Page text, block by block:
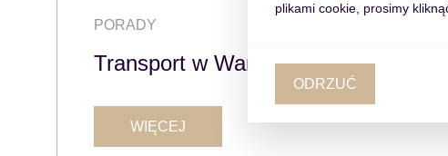
PORADY
Transport w Warszawie
WIĘCEJ
plikami cookie, prosimy
ODRZUĆ